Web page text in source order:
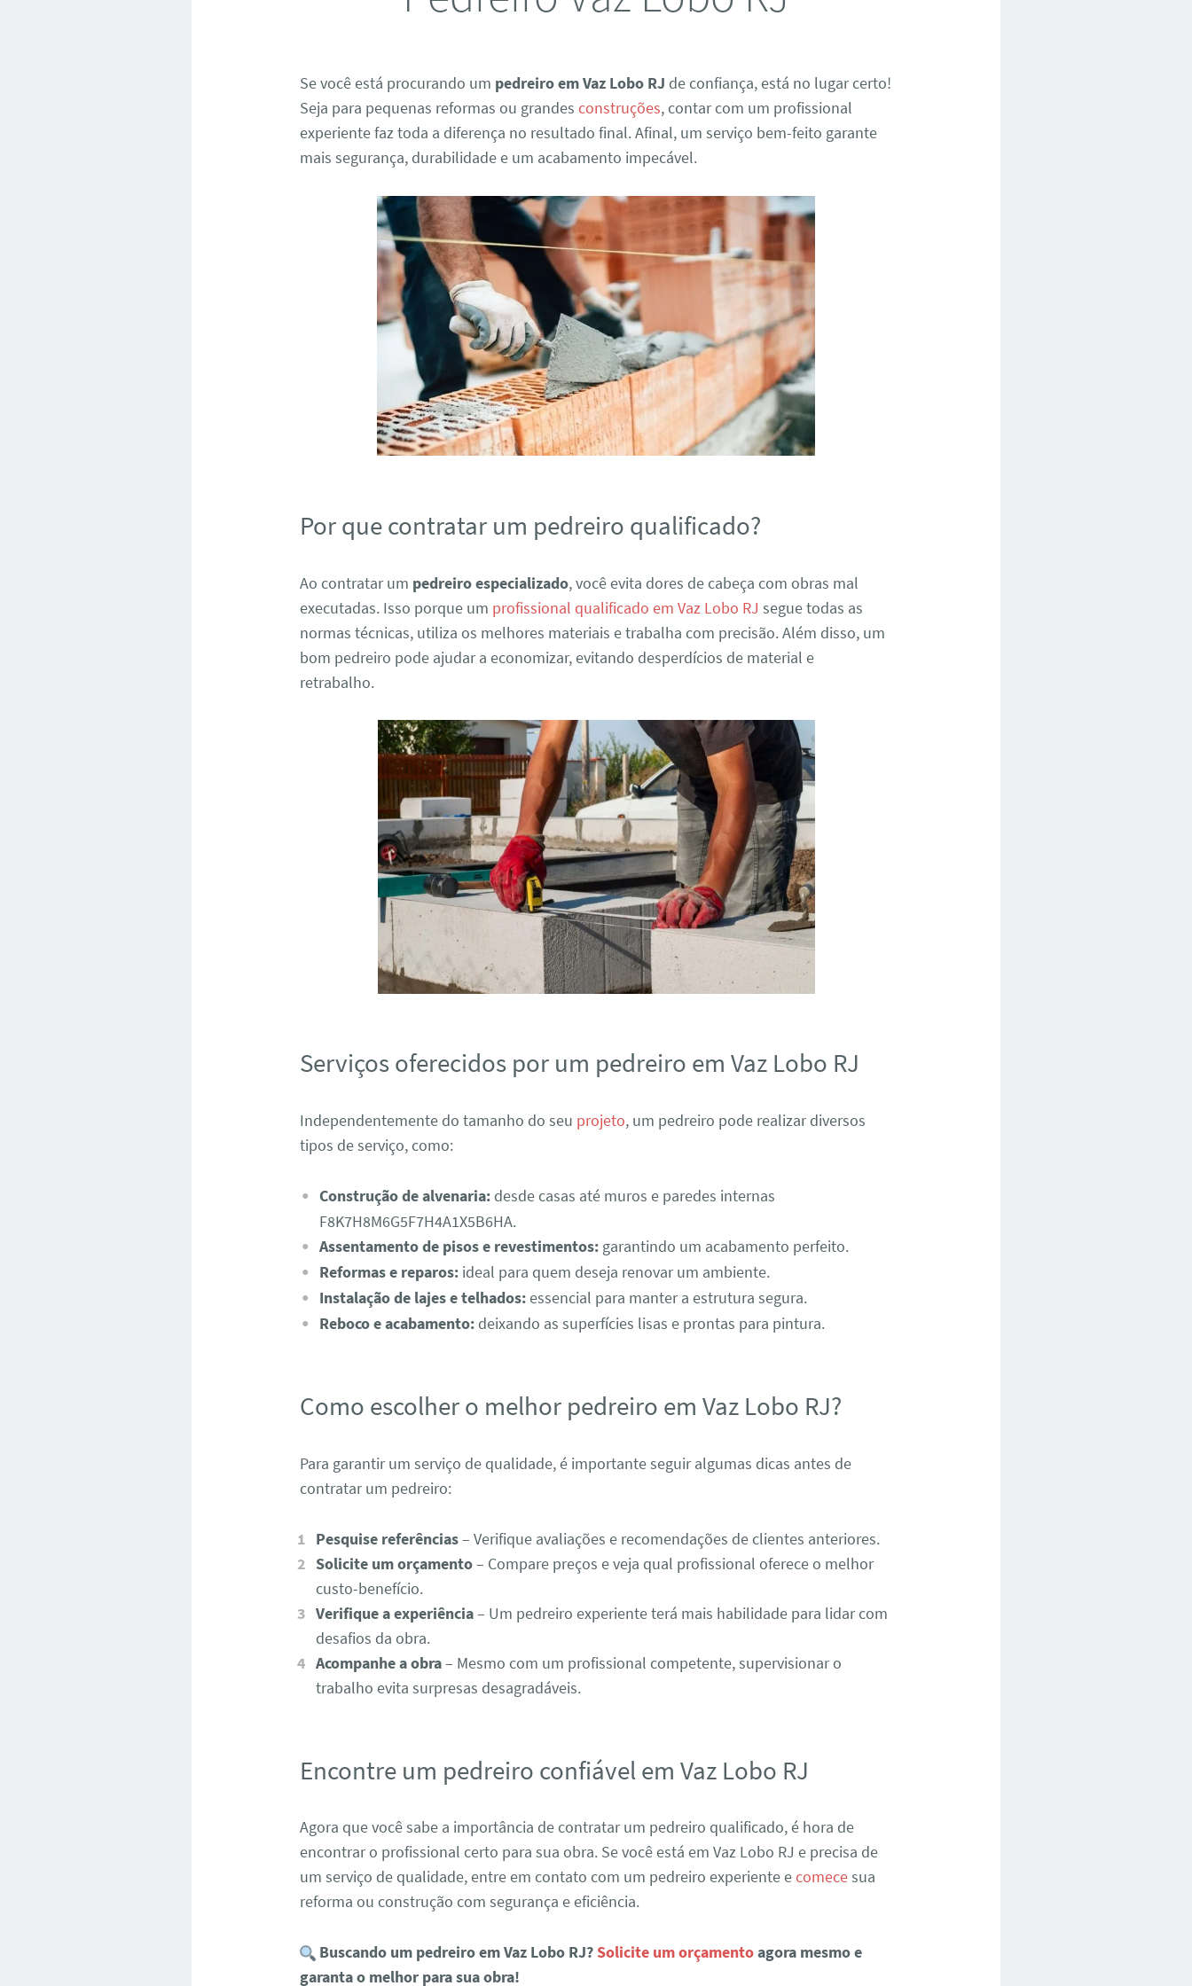
Se você está procurando um pedreiro em Vaz Lobo RJ de confiança, está no lugar certo!
Seja para pequenas reformas ou grandesconstruções, contar com um profissional
experiente faz toda a diferença no resultado final. Afinal, um serviço bem-feito garante
mais segurança, durabilidade e um acabamento impecável.
Por que contratar um pedreiro qualificado?
Ao contratar um pedreiro especializado, você evita dores de cabeça com obras mal
executadas. Isso porque um profissional qualificado em Vaz Lobo RJ segue todas as
normas técnicas, utiliza os melhores materiais e trabalha com precisão. Além disso, um
bom pedreiro pode ajudar a economizar, evitando desperdícios de material e
retrabalho.
Serviços oferecidos por um pedreiro em Vaz Lobo RJ
Independentemente do tamanho do seu projeto, um pedreiro pode realizar diversos
tipos de serviço, como:
Construção de alvenaria:desde casas até muros e paredes internas
F8K7H8M6G5F7H4A1X5B6HA.
Assentamento de pisos e revestimentos:garantindo um acabamento perfeito.
Reformas e reparos:ideal para quem deseja renovar um ambiente.
Instalação de lajes e telhados:essencial para manter a estrutura segura.
Reboco e acabamento:deixando as superfícies lisas e prontas para pintura.
Como escolher o melhor pedreiro em Vaz Lobo RJ?
Para garantir um serviço de qualidade, é importante seguir algumas dicas antes de
contratar um pedreiro:
Pesquise referências– Verifique avaliações e recomendações de clientes anteriores.
Solicite um orçamento– Compare preços e veja qual profissional oferece o melhor
custo-benefício.
Verifique a experiência– Um pedreiro experiente terá mais habilidade para lidar com
desafios da obra.
Acompanhe a obra– Mesmo com um profissional competente, supervisionar o
trabalho evita surpresas desagradáveis.
Encontre um pedreiro confiável em Vaz Lobo RJ
Agora que você sabe a importância de contratar um pedreiro qualificado, é hora de
encontrar o profissional certo para sua obra. Se você está em Vaz Lobo RJ e precisa de
um serviço de qualidade, entre em contato com um pedreiro experiente ecomecesua
reforma ou construção com segurança e eficiência.
Buscando um pedreiro em Vaz Lobo RJ? Solicite um orçamentoagora mesmo e
garanta o melhor para sua obra!